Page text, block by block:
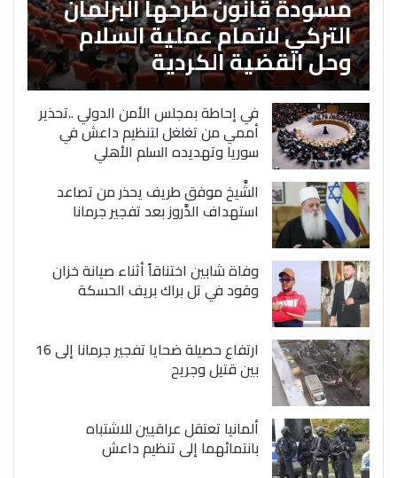
التركي لاتمام عملية السلام
وحل القضية الكردية
في إحاطة بمجلس الأمن الدولي ..تحذير
أممي من تغلغل لتنظيم داعش في
سوريا وتهديده السلم الأهلي
الشَّيخ موفق طريف يحذر من تصاعد
استهداف الدَّروز بعد تفجير جرمانا
وفاة شابين اختناقاً أثناء صيانة خزان
وقود في تل براك بريف الحسكة
ارتفاع حصيلة ضحايا تفجير جرمانا إلى 16
بين قتيل وجريح
ألمانيا تعتقل عراقيين للاشتباه
بانتمائهما إلى تنظيم داعش